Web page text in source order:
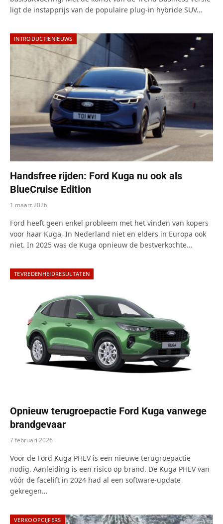
ligt de instapprijs van de populaire plug-in hybride SUV…
INTRODUCTIENIEUWS
Handsfree rijden: Ford Kuga nu ook als
BlueCruise Edition
1 maart 2026
Ford heeft geen enkel probleem met het vinden van kopers
voor haar Kuga, In Nederland niet en elders in Europa ook
niet. In 2025 was de Kuga opnieuw de bestverkochte…
TEVREDENHEIDRESULTATEN
Opnieuw terugroepactie Ford Kuga vanwege
brandgevaar
7 februari 2026
Voor de Ford Kuga PHEV is een nieuwe terugroepactie
nodig. Aanleiding is een risico op brand. De Kuga PHEV van
vóór de facelift in 2024 had al een software-update
gekregen…
VERKOOPCIJFERS